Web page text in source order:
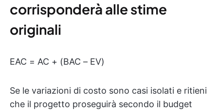
corrisponderà alle stime
originali
EAC = AC + (BAC – EV)
Se le variazioni di costo sono casi isolati e ritieni
che il progetto proseguirà secondo il budget